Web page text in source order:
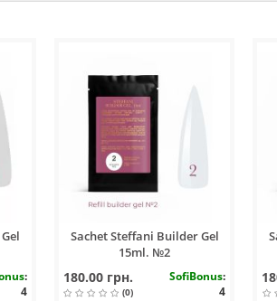
:
4
Sachet Steffani Builder Gel
15ml. №2
180.00 грн.
(0)
SofiBonus:
4